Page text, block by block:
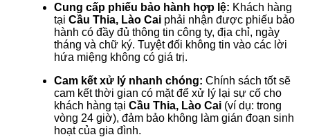
Cung cấp phiếu bảo hành hợp lệ: Khách hàng
tại Cầu Thia, Lào Cai phải nhận được phiếu bảo
hành có đầy đủ thông tin công ty, địa chỉ, ngày
tháng và chữ ký. Tuyệt đối không tin vào các lời
hứa miệng không có giá trị.
Cam kết xử lý nhanh chóng: Chính sách tốt sẽ
cam kết thời gian có mặt để xử lý lại sự cố cho
khách hàng tại Cầu Thia, Lào Cai (ví dụ: trong
vòng 24 giờ), đảm bảo không làm gián đoạn sinh
hoạt của gia đình.